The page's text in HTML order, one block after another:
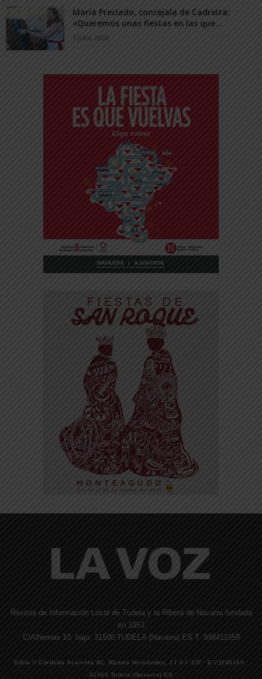
María Preciado, concejala de Cadreita:
«Queremos unas fiestas en las que...
7 julio, 2026
Revista de Información Local de Tudela y la Ribera de Navarra fundada
en 1953
C/Alhemas 10, bajo. 31500 TUDELA (Navarra) ES T. 948411059
Edita © Córdoba Acarreta AC, Ramos Hernández, JJ S.I. CIF · E-71185169 ·
31500 Tudela (Navarra) ES